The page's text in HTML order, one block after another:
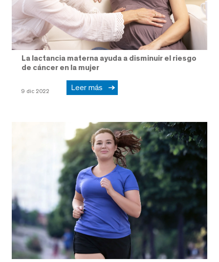
La lactancia materna ayuda a disminuir el riesgo
de cáncer en la mujer
9 dic 2022 Leer más